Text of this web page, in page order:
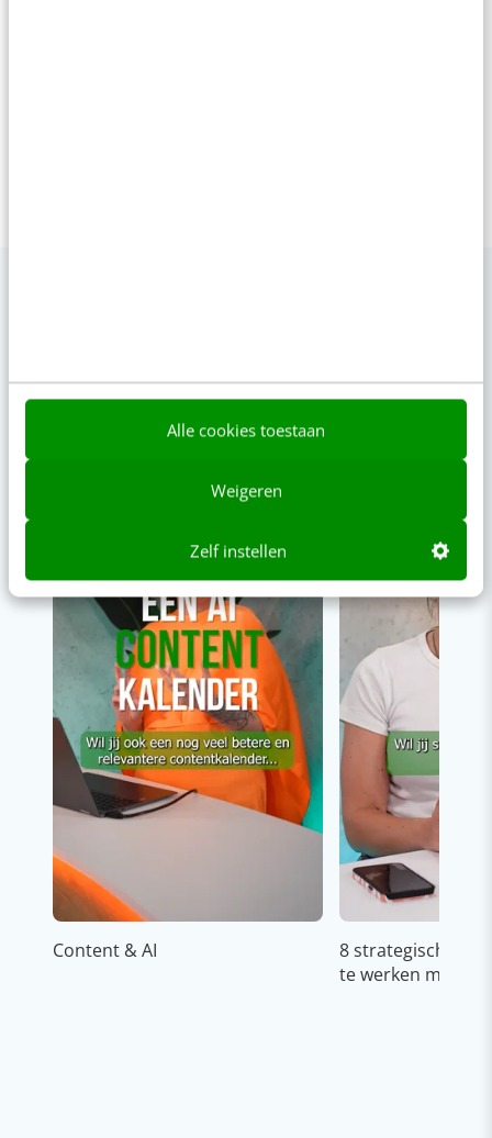
Alle cookies toestaan
Weigeren
Zelf instellen
Bekijk de korte video's
Content & AI
8 strategische
te werken met